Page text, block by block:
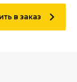
в заказ